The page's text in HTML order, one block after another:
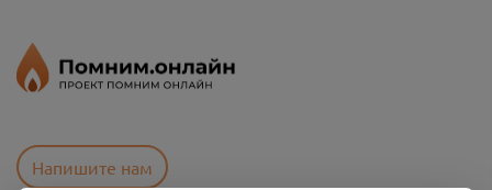
Напишите нам